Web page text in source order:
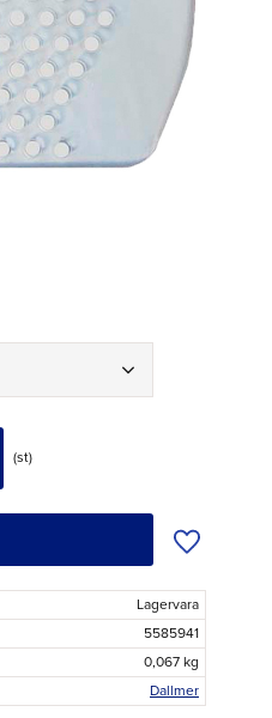
st
Lägg till i
Lagervara
5585941
0,067 kg
Dallmer